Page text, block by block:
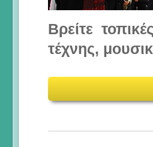
Βρείτε
τέχνης,